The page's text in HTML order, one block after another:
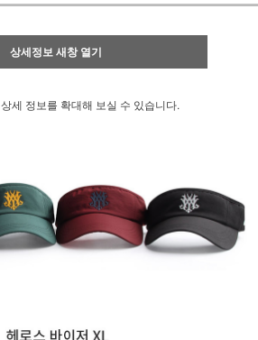
상세정보 새창 열기
상세 정보를 확대해 보실 수 있습니다.